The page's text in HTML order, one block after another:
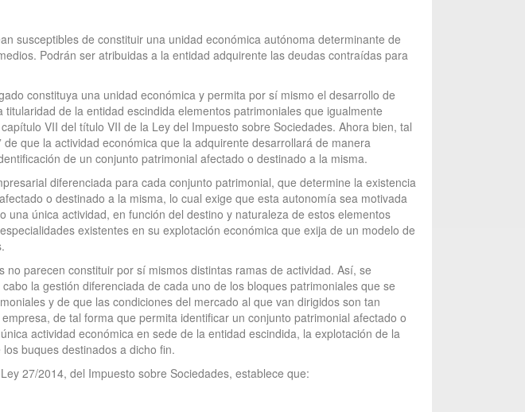
susceptibles de constituir una unidad económica autónoma determinante de
Podrán ser atribuidas a la entidad adquirente las deudas contraídas para
constituya una unidad económica y permita por sí mismo el desarrollo de
de la entidad escindida elementos patrimoniales que igualmente
VII del título VII de la Ley del Impuesto sobre Sociedades. Ahora bien, tal
que la actividad económica que la adquirente desarrollará de manera
de un conjunto patrimonial afectado o destinado a la misma.
diferenciada para cada conjunto patrimonial, que determine la existencia
o destinado a la misma, lo cual exige que esta autonomía sea motivada
única actividad, en función del destino y naturaleza de estos elementos
existentes en su explotación económica que exija de un modelo de
parecen constituir por sí mismos distintas ramas de actividad. Así, se
la gestión diferenciada de cada uno de los bloques patrimoniales que se
y de que las condiciones del mercado al que van dirigidos son tan
de tal forma que permita identificar un conjunto patrimonial afectado o
actividad económica en sede de la entidad escindida, la explotación de la
buques destinados a dicho fin.
27/2014, del Impuesto sobre Sociedades, establece que: